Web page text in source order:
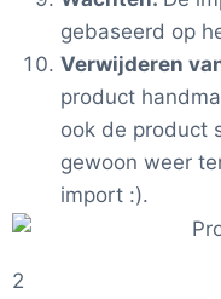
gebaseerd op
Verwijderen
product
ook de product
gewoon weer
import :).
2